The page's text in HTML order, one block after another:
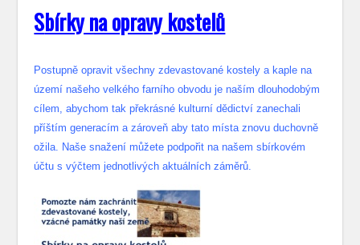
Sbírky na opravy kostelů
Postupně opravit všechny zdevastované kostely a kaple na
území našeho velkého farního obvodu je naším dlouhodobým
cílem, abychom tak překrásné kulturní dědictví zanechali
příštím generacím a zároveň aby tato místa znovu duchovně
ožila. Naše snažení můžete podpořit na našem sbírkovém
účtu s výčtem jednotlivých aktuálních záměrů.